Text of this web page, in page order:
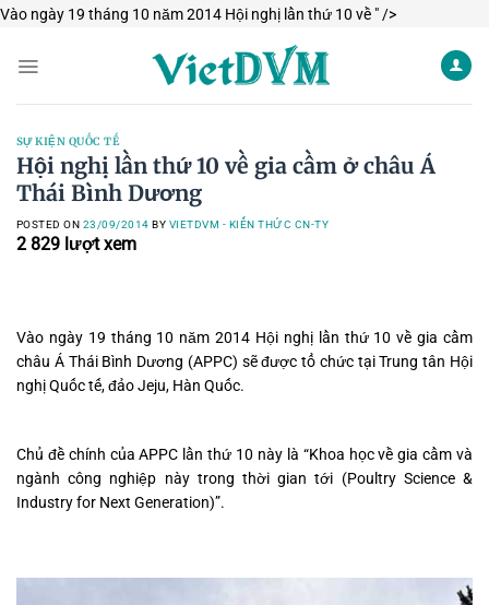
Vào ngày 19 tháng 10 năm 2014 Hội nghị lần thứ 10 về " />Skip
content
SỰ KIỆN QUỐC TẾ
Hội nghị lần thứ 10 về gia cầm ở châu Á
Thái Bình Dương
POSTED ON 23/09/2014 BY VIETDVM - KIẾN THỨC CN-TY
2 829 lượt xem
Vào ngày 19 tháng 10 năm 2014 Hội nghị lần thứ 10 về gia cầm
châu Á Thái Bình Dương (APPC) sẽ được tổ chức tại Trung tân Hội
nghị Quốc tế, đảo Jeju, Hàn Quốc.
Chủ đề chính của APPC lần thứ 10 này là “Khoa học về gia cầm và
ngành công nghiệp này trong thời gian tới (Poultry Science &
Industry for Next Generation)”.